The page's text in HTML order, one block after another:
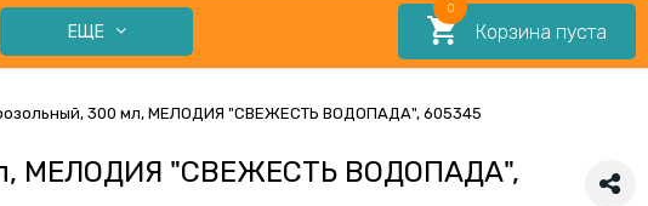
Корзина пуста
0
ЕЩЕ
300 мл, МЕЛОДИЯ "СВЕЖЕСТЬ ВОДОПАДА", 605345
МЕЛОДИЯ "СВЕЖЕСТЬ ВОДОПАДА",